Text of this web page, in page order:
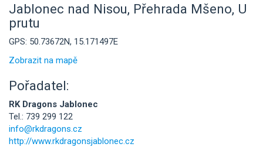
Jablonec nad Nisou, Přehrada Mšeno, U
prutu
GPS: 50.73672N, 15.171497E
Zobrazit na mapě
Pořadatel:
RK Dragons Jablonec
Tel.: 739 299 122
info@rkdragons.cz
http://www.rkdragonsjablonec.cz